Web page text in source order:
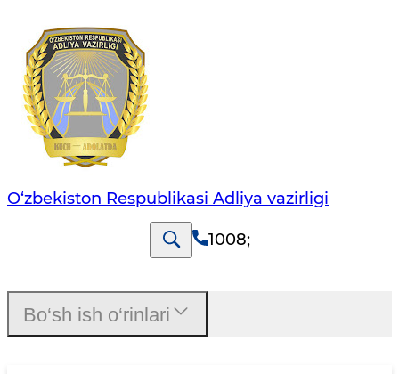
O‘zbekiston Respublikasi Adliya vazirligi
1008;
Bo‘sh ish o‘rinlari